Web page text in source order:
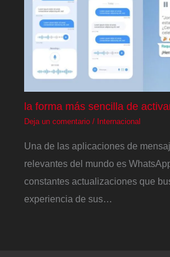
la forma más sencilla de
Deja un comentario / Internacional
Una de las aplicaciones de
relevantes del mundo es
constantes actualizaciones que
experiencia de sus…